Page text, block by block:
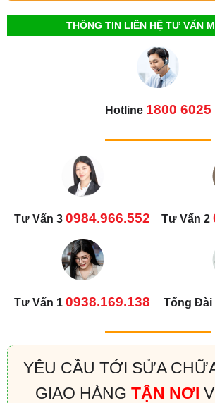
THÔNG TIN LIÊN HỆ TƯ VẤN
Hotline 1800 6025
Tư Vấn 3 0984.966.552 Tư Vấn 2
Tư Vấn 1 0938.169.138 Tổng Đài
YÊU CẦU TỚI SỬA
GIAO HÀNG TẬN NƠI